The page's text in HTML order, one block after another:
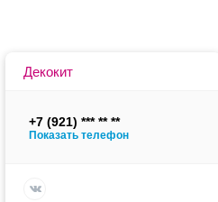
Декокит
+7 (921)
Показать телефон